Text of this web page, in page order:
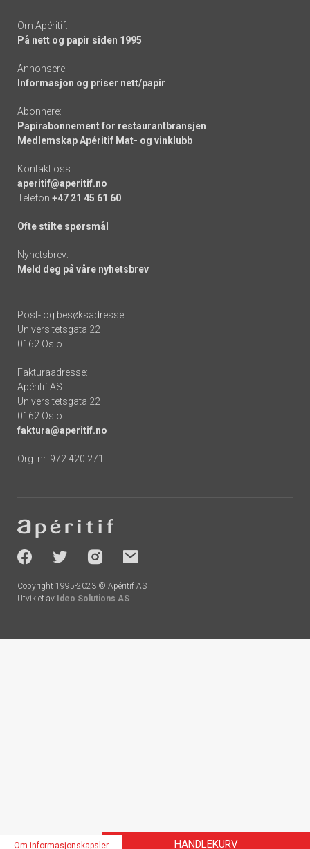
Om Apéritif:
På nett og papir siden 1995
Annonsere:
Informasjon og priser nett/papir
Abonnere:
Papirabonnement for restaurantbransjen
Medlemskap Apéritif Mat- og vinklubb
Kontakt oss:
aperitif@aperitif.no
Telefon +47 21 45 61 60
Ofte stilte spørsmål
Nyhetsbrev:
Meld deg på våre nyhetsbrev
Post- og besøksadresse:
Universitetsgata 22
0162 Oslo
Fakturaadresse:
Apéritif AS
Universitetsgata 22
0162 Oslo
faktura@aperitif.no
Org. nr. 972 420 271
-
socials
Copyright 1995-2023 © Apéritif AS
Utviklet av Ideo Solutions AS
HANDLEKURV
Om informasjonskapsler